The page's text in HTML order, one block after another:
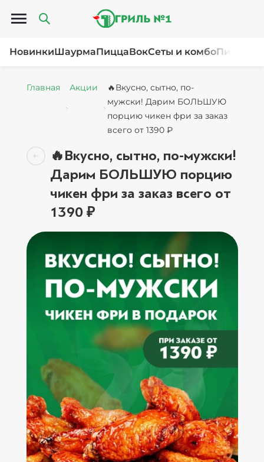
Открыть меню
НовинкиШаурмаПиццаВокСеты и комбоПироги
Главная Акции
🔥Вкусно, сытно, по-
мужски! Дарим БОЛЬШУЮ
порцию чикен фри за заказ
всего от 1390 ₽
🔥Вкусно, сытно, по-мужски!
Дарим БОЛЬШУЮ порцию
чикен фри за заказ всего от
1390 ₽